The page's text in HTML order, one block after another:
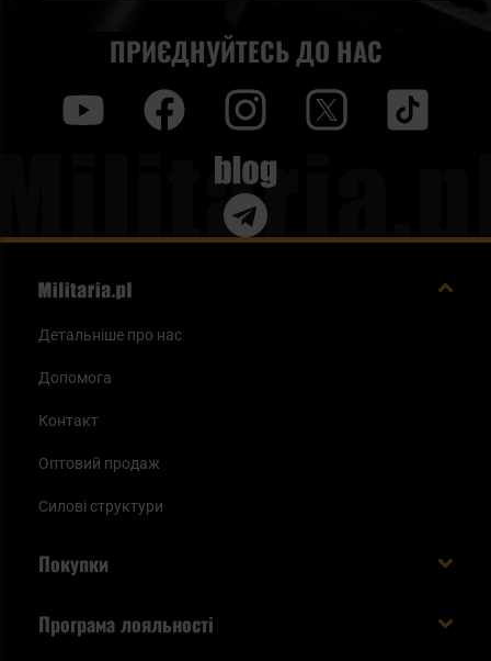
ПРИЄДНУЙТЕСЬ ДО НАС
Blog
Детальніше про нас
Допомога
Контакт
Оптовий продаж
Силові структури
Покупки
Програма лояльності